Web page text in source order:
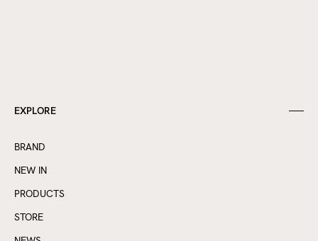
EXPLORE
BRAND
NEW IN
PRODUCTS
STORE